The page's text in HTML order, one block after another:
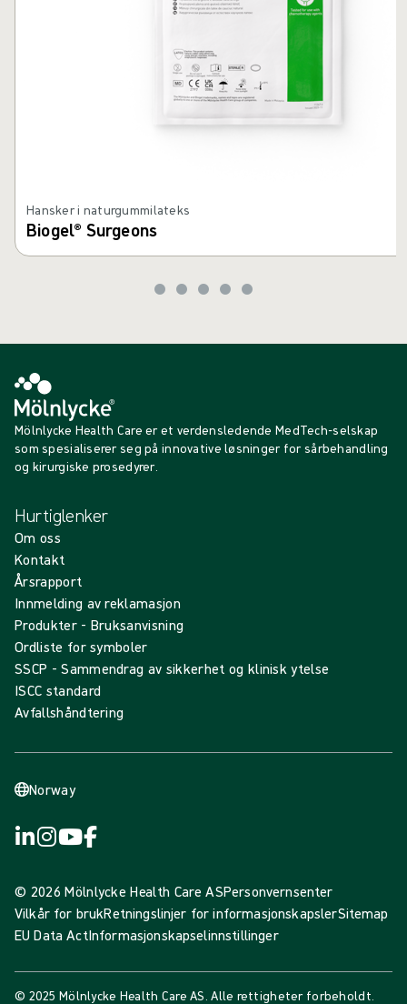
Hansker i naturgummilateks
Biogel® Surgeons
Mölnlycke Health Care er et verdensledende MedTech-selskap
som spesialiserer seg på innovative løsninger for sårbehandling
og kirurgiske prosedyrer.
Hurtiglenker
Om oss
Kontakt
Årsrapport
Innmelding av reklamasjon
Produkter - Bruksanvisning
Ordliste for symboler
SSCP - Sammendrag av sikkerhet og klinisk ytelse
ISCC standard
Avfallshåndtering
Norway
© 2026 Mölnlycke Health Care ASPersonvernsenter
Vilkår for brukRetningslinjer for informasjonskapslerSitemap
EU Data ActInformasjonskapselinnstillinger
© 2025 Mölnlycke Health Care AS. Alle rettigheter forbeholdt.